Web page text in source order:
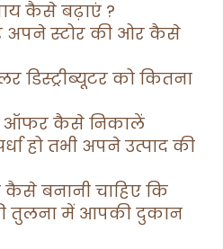
कैसे बढ़ाएं ?
अपने स्टोर की ओर कैसे
डिस्ट्रीब्यूटर को कितना
ऑफर कैसे निकालें
हो तभी अपने उत्पाद की
बनानी चाहिए कि
तुलना में आपकी दुकान